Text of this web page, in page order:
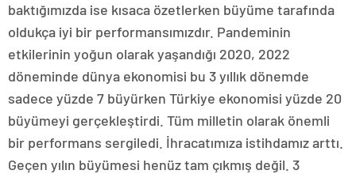
baktığımızda ise kısaca özetlerken büyüme tarafında
oldukça iyi bir performansımızdır. Pandeminin
etkilerinin yoğun olarak yaşandığı 2020, 2022
döneminde dünya ekonomisi bu 3 yıllık dönemde
sadece yüzde 7 büyürken Türkiye ekonomisi yüzde 20
büyümeyi gerçekleştirdi. Tüm milletin olarak önemli
bir performans sergiledi. İhracatımıza istihdamız arttı.
Geçen yılın büyümesi henüz tam çıkmış değil. 3